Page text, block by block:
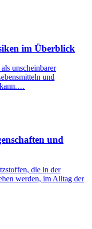
im Überblick
unscheinbarer
und
kann.…
und
die in der
werden, im Alltag der